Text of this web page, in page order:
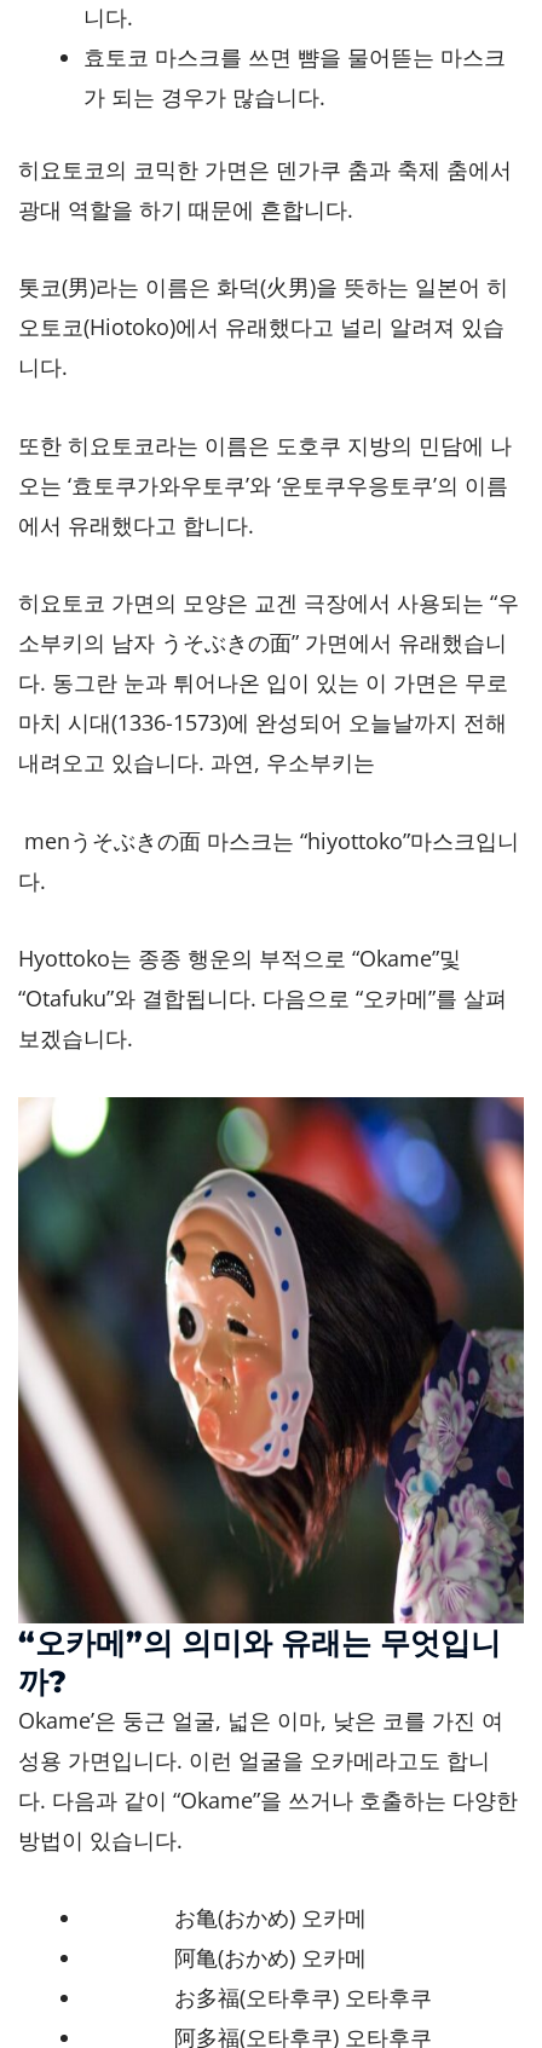
니다.
효토코 마스크를 쓰면 뺨을 물어뜯는 마스크
가 되는 경우가 많습니다.
히요토코의 코믹한 가면은 덴가쿠 춤과 축제 춤에서
광대 역할을 하기 때문에 흔합니다.
톳코(男)라는 이름은 화덕(火男)을 뜻하는 일본어 히
오토코(Hiotoko)에서 유래했다고 널리 알려져 있습
니다.
또한 히요토코라는 이름은 도호쿠 지방의 민담에 나
오는 ‘효토쿠가와우토쿠’와 ‘운토쿠우응토쿠’의 이름
에서 유래했다고 합니다.
히요토코 가면의 모양은 교겐 극장에서 사용되는 “우
소부키의 남자 うそぶきの面” 가면에서 유래했습니
다. 동그란 눈과 튀어나온 입이 있는 이 가면은 무로
마치 시대(1336-1573)에 완성되어 오늘날까지 전해
내려오고 있습니다. 과연, 우소부키는
menうそぶきの面 마스크는 “hiyottoko”마스크입니
다.
Hyottoko는 종종 행운의 부적으로 “Okame”및
“Otafuku”와 결합됩니다. 다음으로 “오카메”를 살펴
보겠습니다.
“오카메”의 의미와 유래는 무엇입니
까?
Okame’은 둥근 얼굴, 넓은 이마, 낮은 코를 가진 여
성용 가면입니다. 이런 얼굴을 오카메라고도 합니
다. 다음과 같이 “Okame”을 쓰거나 호출하는 다양한
방법이 있습니다.
お亀(おかめ) 오카메
阿亀(おかめ) 오카메
お多福(오타후쿠) 오타후쿠
阿多福(오타후쿠) 오타후쿠